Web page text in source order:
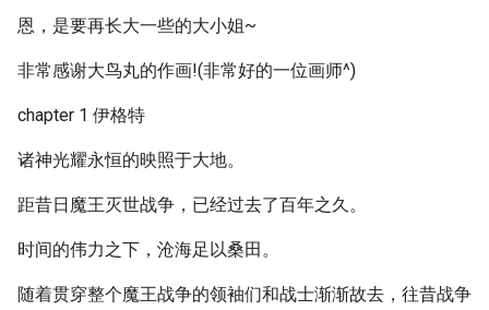
恩，是要再长大一些的大小姐~
非常感谢大鸟丸的作画!(非常好的一位画师^)
chapter 1 伊格特
诸神光耀永恒的映照于大地。
距昔日魔王灭世战争，已经过去了百年之久。
时间的伟力之下，沧海足以桑田。
随着贯穿整个魔王战争的领袖们和战士渐渐故去，往昔战争